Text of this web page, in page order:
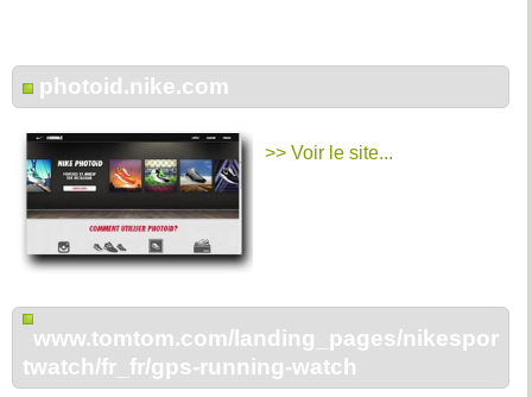
photoid.nike.com
>> Voir le site...
www.tomtom.com/landing_pages/nikespor
twatch/fr_fr/gps-running-watch